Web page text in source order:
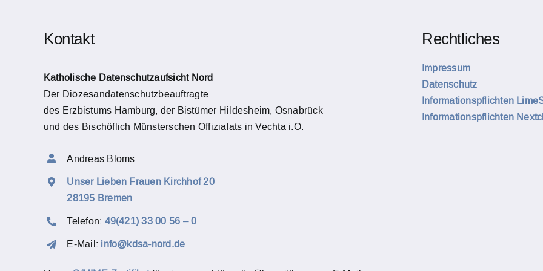
Kontakt
Katholische Datenschutzaufsicht Nord
Der Diözesandatenschutzbeauftragte
des Erzbistums Hamburg, der Bistümer Hildesheim, Osnabrück
und des Bischöflich Münsterschen Offizialats in Vechta i.O.
Andreas Bloms
Unser Lieben Frauen Kirchhof 20
28195 Bremen
Telefon: 49(421) 33 00 56 – 0
E-Mail: info@kdsa-nord.de
Rechtliches
Impressum
Datenschutz
Informationspflichten
Informationspflichten